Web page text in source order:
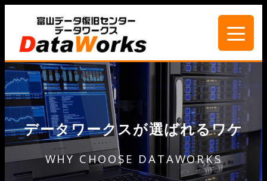
データワークスが選ばれるワケ
WHY CHOOSE DATAWORKS